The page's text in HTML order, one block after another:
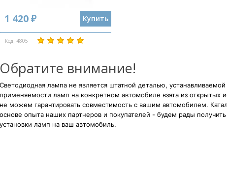
1 420 ₽ Купить
Код: 4805
Обратите внимание!
Светодиодная лампа не является штатной деталью,
применяемости ламп на конкретном автомобиле взята из открытых
не можем гарантировать совместимость с вашим автомобилем.
основе опыта наших партнеров и покупателей - будем рады
установки ламп на ваш автомобиль.